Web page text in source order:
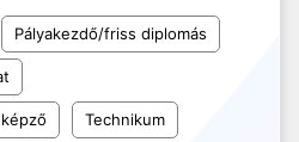
Pályakezdő/friss diplomás
Technikum